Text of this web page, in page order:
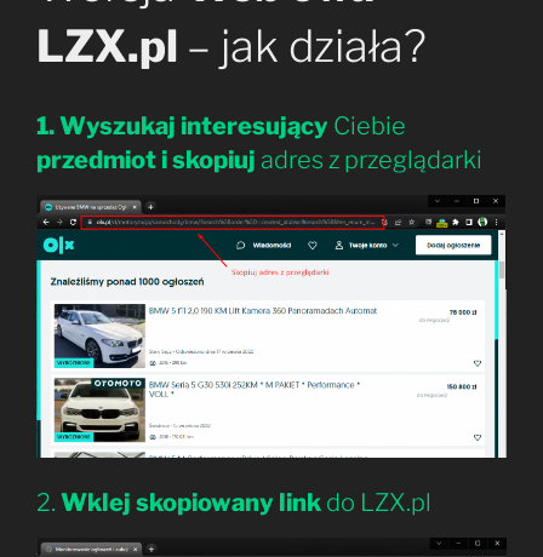
LZX.pl – jak działa?
1.Wyszukaj interesujący Ciebie
przedmiot i skopiuj adres z przeglądarki
2. Wklej skopiowany link do LZX.pl